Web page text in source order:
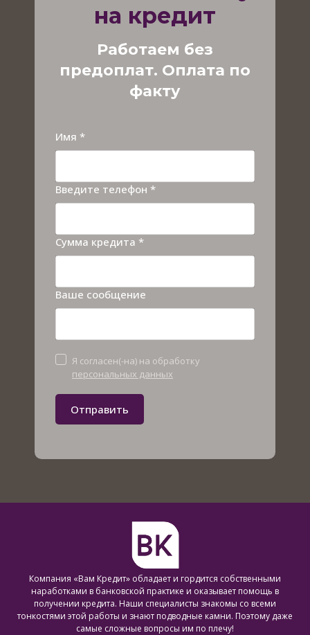
на кредит
Работаем без
предоплат. Оплата по
факту
Имя *
Введите телефон *
Сумма кредита *
Ваше сообщение
Отправить
Я согласен(-на) на обработку
персональных данных
Компания «Вам Кредит» обладает и гордится собственными
наработками в банковской практике и оказывает помощь в
получении кредита. Наши специалисты знакомы со всеми
тонкостями этой работы и знают подводные камни. Поэтому даже
самые сложные вопросы им по плечу!